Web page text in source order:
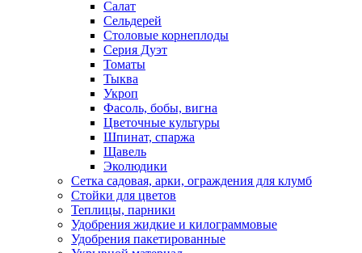
Салат
Сельдерей
Столовые корнеплоды
Серия Дуэт
Томаты
Тыква
Укроп
Фасоль, бобы, вигна
Цветочные культуры
Шпинат, спаржа
Щавель
Эколюдики
Сетка садовая, арки, ограждения для клумб
Стойки для цветов
Теплицы, парники
Удобрения жидкие и килограммовые
Удобрения пакетированные